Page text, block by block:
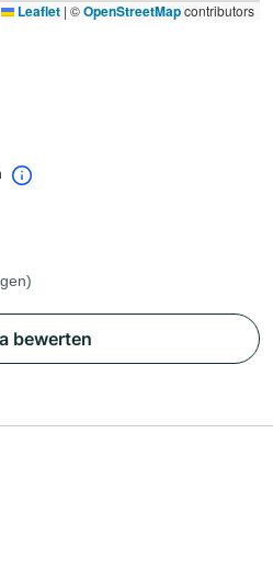
Leaflet | ©OpenStreetMapcontributors
bewerten